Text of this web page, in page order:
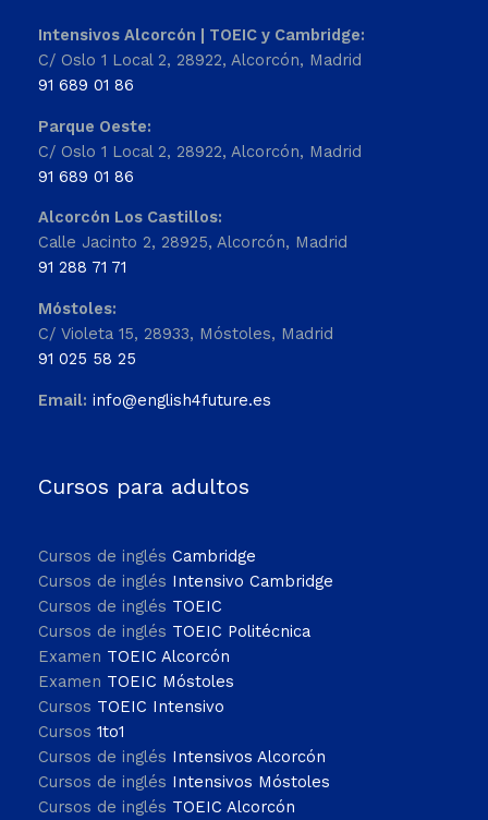
Intensivos Alcorcón | TOEIC y Cambridge:
C/ Oslo 1 Local 2, 28922, Alcorcón, Madrid
91 689 01 86
Parque Oeste:
C/ Oslo 1 Local 2, 28922, Alcorcón, Madrid
91 689 01 86
Alcorcón Los Castillos:
Calle Jacinto 2, 28925, Alcorcón, Madrid
91 288 71 71
Móstoles:
C/ Violeta 15, 28933, Móstoles, Madrid
91 025 58 25
Email: info@english4future.es
Cursos para adultos
Cursos de inglés Cambridge
Cursos de inglés Intensivo Cambridge
Cursos de inglés TOEIC
Cursos de inglés TOEIC Politécnica
Examen TOEIC Alcorcón
Examen TOEIC Móstoles
Cursos TOEIC Intensivo
Cursos 1to1
Cursos de inglés Intensivos Alcorcón
Cursos de inglés Intensivos Móstoles
Cursos de inglés TOEIC Alcorcón